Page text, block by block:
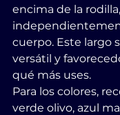
encima de la rodilla,
cuerpo. Este largo
versátil y
qué más uses.
Para los colores,
verde olivo, azul